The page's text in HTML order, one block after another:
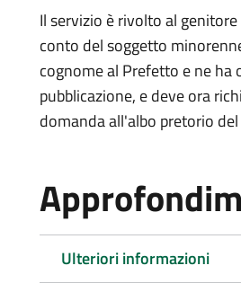
Il servizio è rivolto al
conto del soggetto
cognome al Prefetto e ne
pubblicazione, e deve ora
domanda all'albo pretorio
Ulteriori informazioni